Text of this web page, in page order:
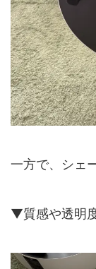
一方で、シェ
▼質感や透明